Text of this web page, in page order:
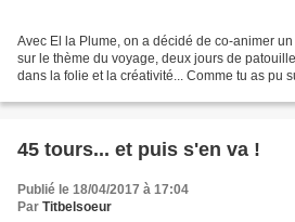
Avec El la Plume, on a décidé de co-animer
sur le thème du voyage, deux jours de
dans la folie et la créativité... Comme tu as pu
45 tours... et puis s'en va !
Publié le 18/04/2017 à 17:04
Par Titbelsoeur